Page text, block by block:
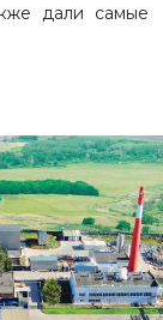
дали самые